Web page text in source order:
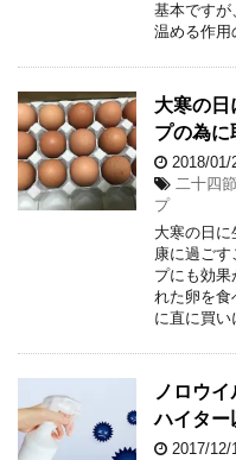
基本ですが
温める作
大寒の日
プの為に
2018/01/
二十四
プ
大寒の日
康に過ごす
プにも効果
れた卵を食
に直に買
ノロウ
ハイター
2017/12/